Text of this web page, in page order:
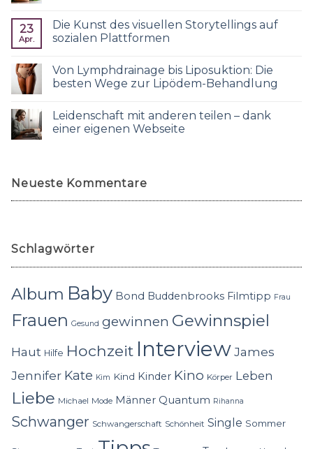
23
Apr.
Die Kunst des visuellen Storytellings auf
sozialen Plattformen
Von Lymphdrainage bis Liposuktion: Die
besten Wege zur Lipödem-Behandlung
Leidenschaft mit anderen teilen – dank
einer eigenen Webseite
Neueste Kommentare
Schlagwörter
Album Baby Bond Buddenbrooks Filmtipp Frau
Frauen Gesund gewinnen Gewinnspiel
Haut Hilfe Hochzeit InterviewJames
Jennifer Kate Kim Kind Kinder Kino Körper Leben
Liebe Michael Mode Männer Quantum Rihanna
Schwanger Schwangerschaft Schönheit Single Sommer